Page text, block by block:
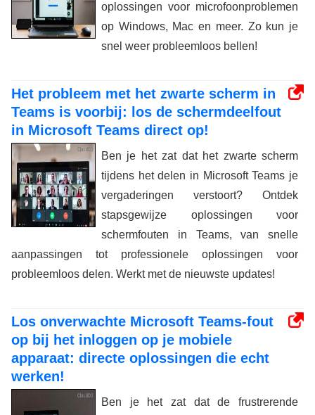
oplossingen voor microfoonproblemen
op Windows, Mac en meer. Zo kun je
snel weer probleemloos bellen!
Het probleem met het zwarte scherm in
Teams is voorbij: los de schermdeelfout
in Microsoft Teams direct op!
Ben je het zat dat het zwarte scherm
tijdens het delen in Microsoft Teams je
vergaderingen verstoort? Ontdek
stapsgewijze oplossingen voor
schermfouten in Teams, van snelle
aanpassingen tot professionele oplossingen voor
probleemloos delen. Werkt met de nieuwste updates!
Los onverwachte Microsoft Teams-fout
op bij het inloggen op je mobiele
apparaat: directe oplossingen die echt
werken!
Ben je het zat dat de frustrerende